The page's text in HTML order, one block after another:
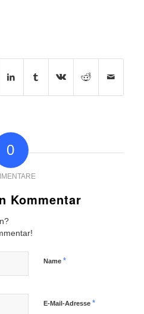
0
Kommentar
Name *
E-Mail-Adresse *